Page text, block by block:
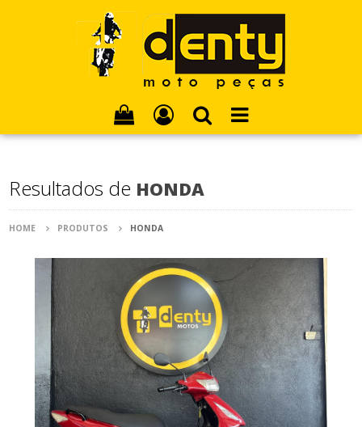
Resultados de HONDA
HOME PRODUTOS HONDA